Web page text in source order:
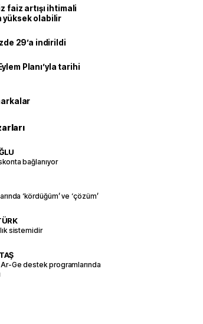
faiz artışı ihtimali
yüksek olabilir
29’a indirildi
Planı’yla tarihi
bağlanıyor
‘kördüğüm’ ve ‘çözüm’
sistemidir
programlarında